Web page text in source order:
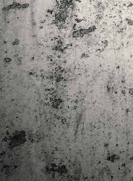
trimestre del club de
Tarragona. I aquest és el
habitual, el club se segueix
trobades mensuals són per
MAR
13
Descobrint els
Ja tinc a les mans el
els darrers temps en
autors i personatges!
Segur que coneixeu en Lucky
però sabíeu que van néixer
primera vegada el 21 d’abril
còmic franco-belga.